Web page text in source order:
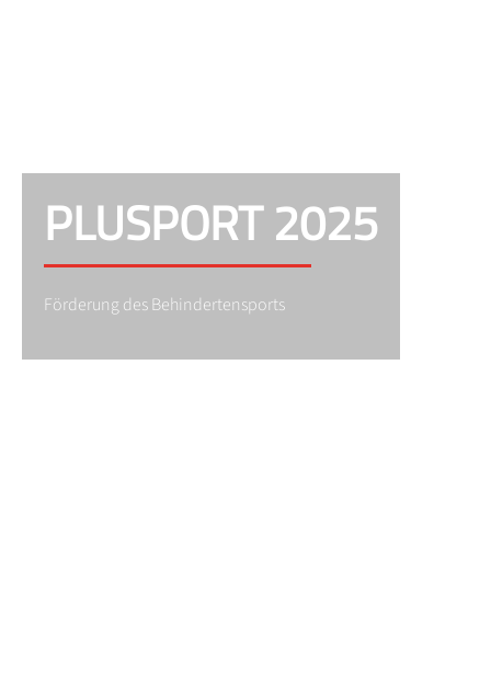
PLUSPORT 2025
Förderung des Behindertensports